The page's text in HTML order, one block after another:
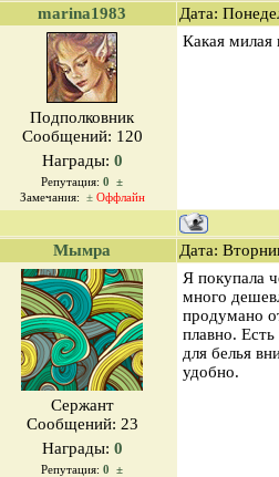
marina1983 Дата:
Подполковник
Сообщений: 120
Награды: 0
Репутация: 0
±
Замечания:
± Оффлайн
Какая милая
Мымра Дата:
Сержант
Сообщений: 23
Награды: 0
Репутация: 0
±
Я покупала
много
продумано
плавно.
для белья
удобно.